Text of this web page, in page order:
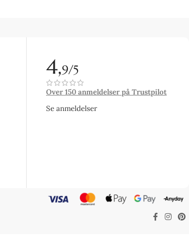
4,9/5
Over 150 anmeldelser på Trustpilot
Se anmeldelser